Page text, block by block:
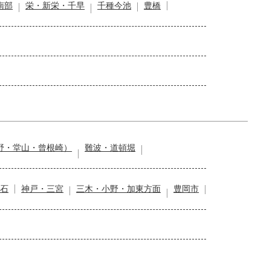
部 栄・新栄・千早 千種今池
豊橋
堂山・曾根崎）
難波・道頓堀
神戸・三宮 三木・小野・加東方面
豊岡市